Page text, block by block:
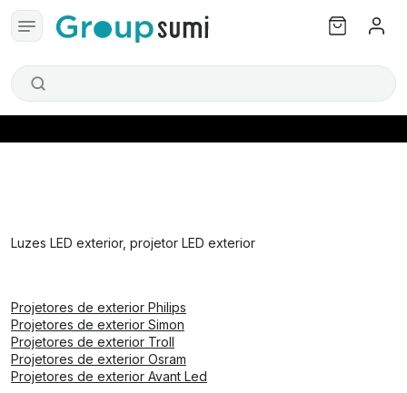
Luzes LED exterior, projetor LED exterior
Projetores de exterior Philips
Projetores de exterior Simon
Projetores de exterior Troll
Projetores de exterior Osram
Projetores de exterior Avant Led